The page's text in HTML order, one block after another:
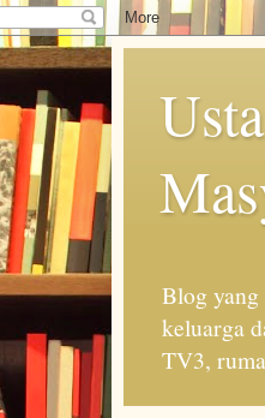
Blog yang
keluarga
TV3,